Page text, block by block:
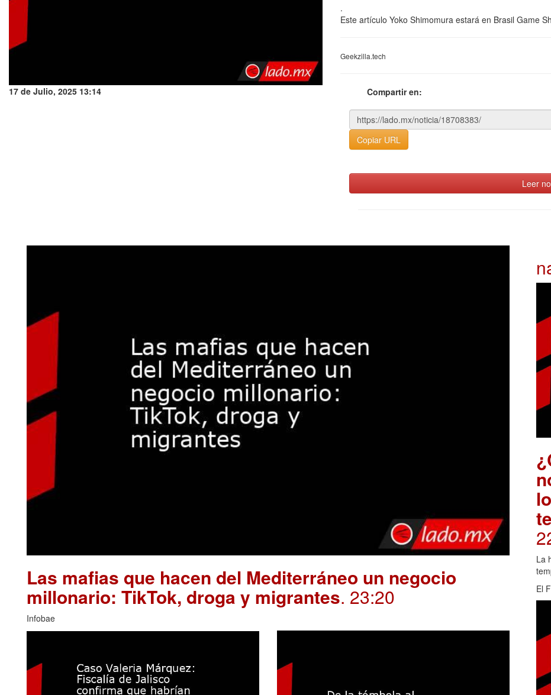
17 de Julio, 2025 13:14
.
Este artículo Yoko Shimomura estará en Brasil Game
Geekzilla.tech
Compartir en:
Copiar URL
Leer
Las mafias que hacen del Mediterráneo un negocio
millonario: TikTok, droga y migrantes. 23:20
Infobae
La
El